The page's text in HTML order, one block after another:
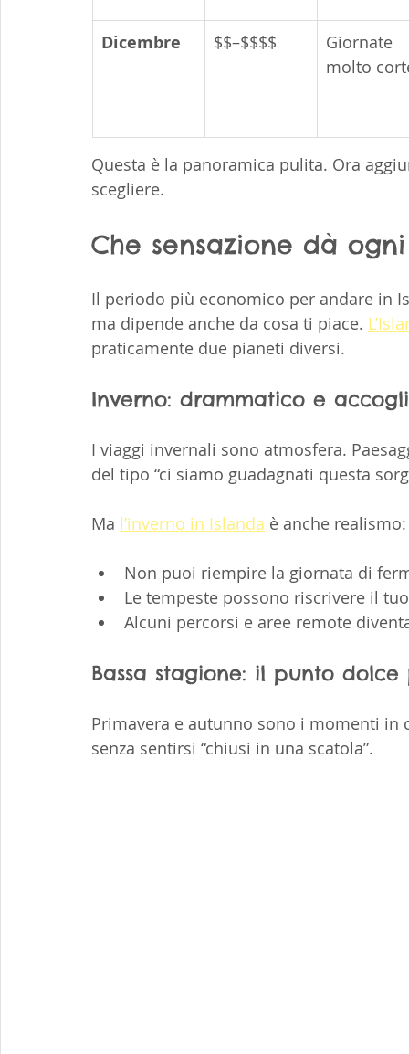
Dicembre $$–$$$$
Giornate
molto
Questa è la panoramica pulita. Ora
scegliere.
Che sensazione dà
Il periodo più economico per andare in
ma dipende anche da cosa ti piace.
praticamente due pianeti diversi.
Inverno: drammatico e
I viaggi invernali sono atmosfera.
del tipo “ci siamo guadagnati questa
Ma l’inverno in Islanda è anche realismo:
Non puoi riempire la giornata di
Le tempeste possono riscrivere il
Alcuni percorsi e aree remote
Bassa stagione: il punto
Primavera e autunno sono i momenti
senza sentirsi “chiusi in una scatola”.